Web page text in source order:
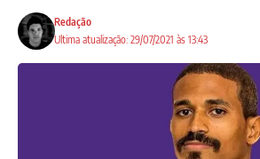
Ultima atualização: 29/07/2021 às 13:43
Redação